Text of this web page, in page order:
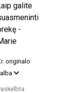
galite
-
originalo